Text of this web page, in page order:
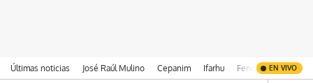
Últimas noticias José Raúl Mulino Cepanim Ifarhu Fenómeno de El
EN VIVO